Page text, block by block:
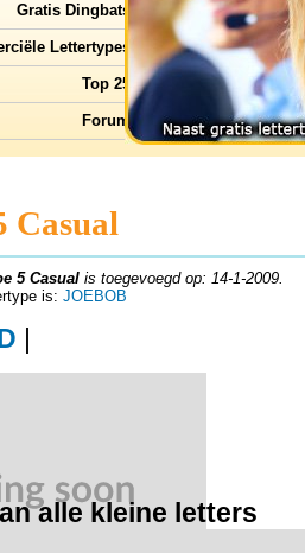
Gratis Dingbats
Lettertypes
Top 25
Forum
Casual
5 Casual is toegevoegd op: 14-1-2009.
is: JOEBOB
|
alle kleine letters